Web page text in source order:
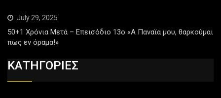
July 29, 2025
50+1 Χρόνια Μετά – Επεισόδιο 13ο «Α Παναϊα μου, θαρκούμαι
πως εν όραμα!»
ΚΑΤΗΓΟΡΙΕΣ